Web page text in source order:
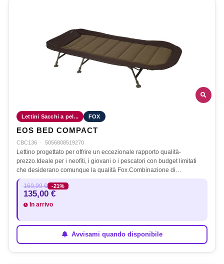
Lettini Sacchi a pel... FOX
EOS BED COMPACT
CBC136 · 5056808519270
Lettino progettato per offrire un eccezionale rapporto qualità-
prezzo.Ideale per i neofiti, i giovani o i pescatori con budget limitati
che desiderano comunque la qualità Fox.Combinazione di…
169,99 € -21%
135,00 €
In arrivo
Avvisami quando disponibile